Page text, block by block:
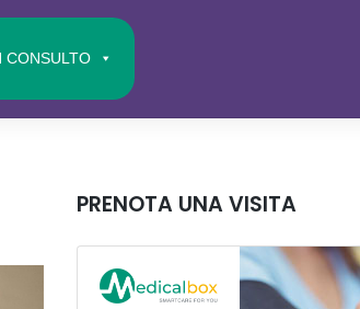
CONSULTO
PRENOTA UNA VISITA